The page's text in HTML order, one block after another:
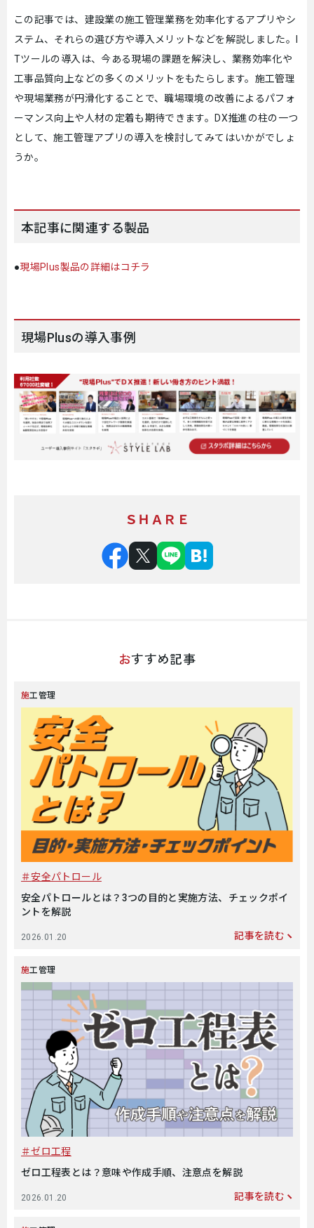
この記事では、建設業の施工管理業務を効率化するアプリやシ
ステム、それらの選び方や導入メリットなどを解説しました。I
Tツールの導入は、今ある現場の課題を解決し、業務効率化や
工事品質向上などの多くのメリットをもたらします。施工管理
や現場業務が円滑化することで、職場環境の改善によるパフォ
ーマンス向上や人材の定着も期待できます。DX推進の柱の一つ
として、施工管理アプリの導入を検討してみてはいかがでしょ
うか。
本記事に関連する製品
●現場Plus製品の詳細はコチラ
現場Plusの導入事例
ＳＨＡＲＥ
おすすめ記事
施工管理
安全パトロール
安全パトロールとは？3つの目的と実施方法、チェックポイ
ントを解説
2026.01.20 記事を読む
施工管理
ゼロ工程
ゼロ工程表とは？意味や作成手順、注意点を解説
2026.01.20 記事を読む